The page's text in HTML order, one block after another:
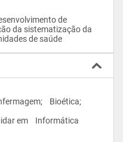
de
da sistematização da
de enfermagem;    Bioética;